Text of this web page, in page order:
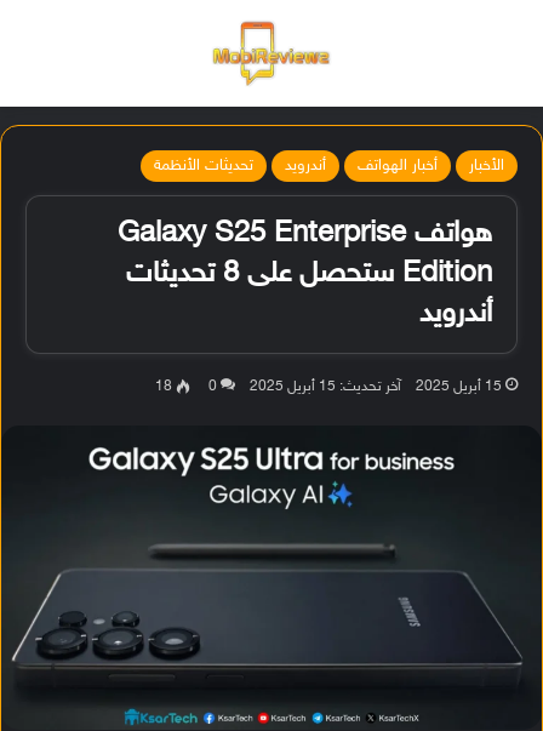
الأخبار أخبار الهواتف أندرويد تحديثات الأنظمة
هواتف Galaxy S25 Enterprise
Edition ستحصل على 8 تحديثات
أندرويد
15 أبريل 2025 آخر تحديث: 15 أبريل 2025 0
18